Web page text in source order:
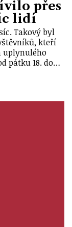
přes
lidí
Takový byl
kteří
uplynulého
pátku 18. do…